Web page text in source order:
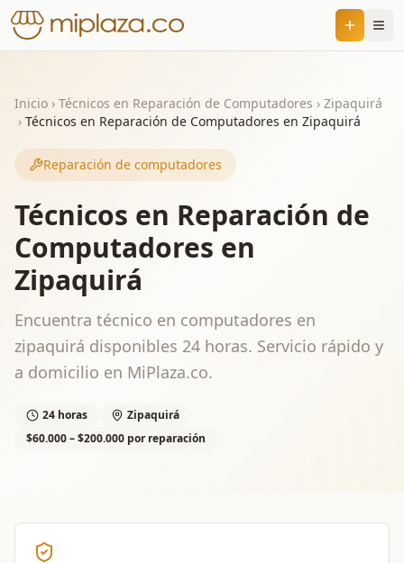
Inicio › Técnicos en Reparación de Computadores › Zipaquirá
› Técnicos en Reparación de Computadores en Zipaquirá
Reparación de computadores
Técnicos en Reparación de
Computadores en
Zipaquirá
Encuentra técnico en computadores en
zipaquirá disponibles 24 horas. Servicio rápido y
a domicilio en MiPlaza.co.
24 horas
Zipaquirá
$60.000 – $200.000 por reparación